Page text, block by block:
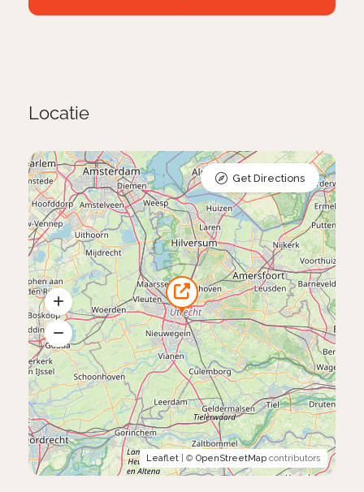
Locatie
Leaflet | © OpenStreetMap contributors
Get Directions